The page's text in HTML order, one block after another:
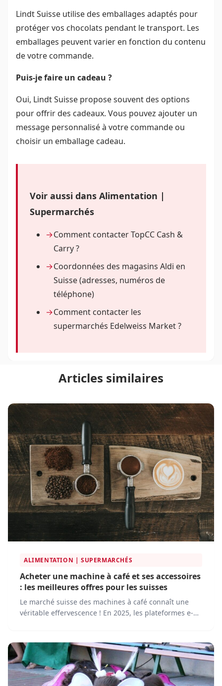
Lindt Suisse utilise des emballages adaptés pour
protéger vos chocolats pendant le transport. Les
emballages peuvent varier en fonction du contenu
de votre commande.
Puis-je faire un cadeau ?
Oui, Lindt Suisse propose souvent des options
pour offrir des cadeaux. Vous pouvez ajouter un
message personnalisé à votre commande ou
choisir un emballage cadeau.
Voir aussi dans Alimentation |
Supermarchés
Comment contacter TopCC Cash &
Carry ?
Coordonnées des magasins Aldi en
Suisse (adresses, numéros de
téléphone)
Comment contacter les
supermarchés Edelweiss Market ?
Articles similaires
ALIMENTATION | SUPERMARCHÉS
Acheter une machine à café et ses accessoires
: les meilleures offres pour les suisses
Le marché suisse des machines à café connaît une
véritable effervescence ! En 2025, les plateformes e-
modèles les plus sophistiqués aux accessoires
essentiels.